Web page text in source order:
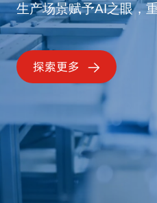
生产场景赋予AI之眼，
探索更多